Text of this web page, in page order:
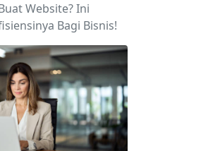
Website? Ini
Bagi Bisnis!